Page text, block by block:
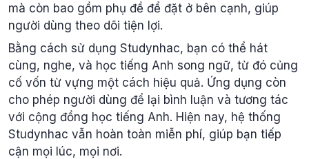
mà còn bao gồm phụ đề để đặt ở bên cạnh, giúp
người dùng theo dõi tiện lợi.
Bằng cách sử dụng Studynhac, bạn có thể hát
cùng, nghe, và học tiếng Anh song ngữ, từ đó củng
cố vốn từ vựng một cách hiệu quả. Ứng dụng còn
cho phép người dùng để lại bình luận và tương tác
với cộng đồng học tiếng Anh. Hiện nay, hệ thống
Studynhac vẫn hoàn toàn miễn phí, giúp bạn tiếp
cận mọi lúc, mọi nơi.